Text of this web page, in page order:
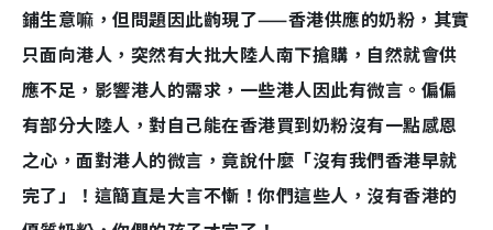
鋪生意嘛，但問題因此齣現了——香港供應的奶粉，其實
只面向港人，突然有大批大陸人南下搶購，自然就會供
應不足，影響港人的需求，一些港人因此有微言。偏偏
有部分大陸人，對自己能在香港買到奶粉沒有一點感恩
之心，面對港人的微言，竟說什麼「沒有我們香港早就
完了」！這簡直是大言不慚！你們這些人，沒有香港的